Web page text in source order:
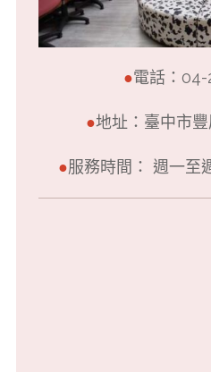
●電話：04-
●地址：臺中市
●服務時間： 週一至